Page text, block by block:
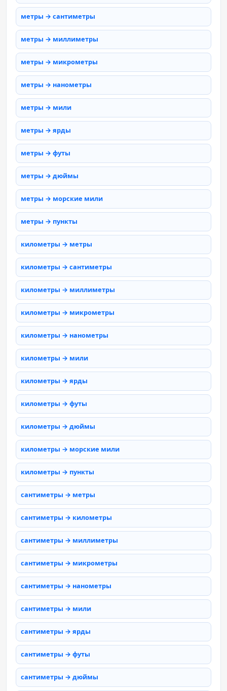
метры → сантиметры
метры → миллиметры
метры → микрометры
метры → нанометры
метры → мили
метры → ярды
метры → футы
метры → дюймы
метры → морские мили
метры → пункты
километры → метры
километры → сантиметры
километры → миллиметры
километры → микрометры
километры → нанометры
километры → мили
километры → ярды
километры → футы
километры → дюймы
километры → морские мили
километры → пункты
сантиметры → метры
сантиметры → километры
сантиметры → миллиметры
сантиметры → микрометры
сантиметры → нанометры
сантиметры → мили
сантиметры → ярды
сантиметры → футы
сантиметры → дюймы